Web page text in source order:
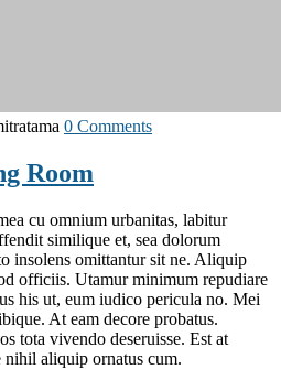
0 Comments
Room
cu omnium urbanitas, labitur
similique et, sea dolorum
insolens omittantur sit ne. Aliquip
officiis. Utamur minimum repudiare
his ut, eum iudico pericula no. Mei
At eam decore probatus.
tota vivendo deseruisse. Est at
nihil aliquip ornatus cum.